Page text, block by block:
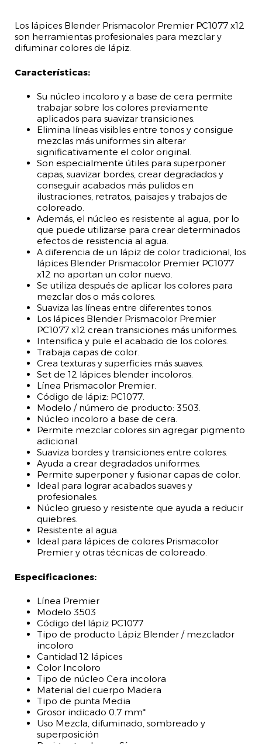
Los lápices Blender Prismacolor Premier PC1077 x12
son herramientas profesionales para mezclar y
difuminar colores de lápiz.
Características:
Su núcleo incoloro y a base de cera permite
trabajar sobre los colores previamente
aplicados para suavizar transiciones.
Elimina líneas visibles entre tonos y consigue
mezclas más uniformes sin alterar
significativamente el color original.
Son especialmente útiles para superponer
capas, suavizar bordes, crear degradados y
conseguir acabados más pulidos en
ilustraciones, retratos, paisajes y trabajos de
coloreado.
Además, el núcleo es resistente al agua, por lo
que puede utilizarse para crear determinados
efectos de resistencia al agua.
A diferencia de un lápiz de color tradicional, los
lápices Blender Prismacolor Premier PC1077
x12 no aportan un color nuevo.
Se utiliza después de aplicar los colores para
mezclar dos o más colores.
Suaviza las líneas entre diferentes tonos.
Los lápices Blender Prismacolor Premier
PC1077 x12 crean transiciones más uniformes.
Intensifica y pule el acabado de los colores.
Trabaja capas de color.
Crea texturas y superficies más suaves.
Set de 12 lápices blender incoloros.
Línea Prismacolor Premier.
Código de lápiz: PC1077.
Modelo / número de producto: 3503.
Núcleo incoloro a base de cera.
Permite mezclar colores sin agregar pigmento
adicional.
Suaviza bordes y transiciones entre colores.
Ayuda a crear degradados uniformes.
Permite superponer y fusionar capas de color.
Ideal para lograr acabados suaves y
profesionales.
Núcleo grueso y resistente que ayuda a reducir
quiebres.
Resistente al agua.
Ideal para lápices de colores Prismacolor
Premier y otras técnicas de coloreado.
Especificaciones:
Línea Premier
Modelo 3503
Código del lápiz PC1077
Tipo de producto Lápiz Blender / mezclador
incoloro
Cantidad 12 lápices
Color Incoloro
Tipo de núcleo Cera incolora
Material del cuerpo Madera
Tipo de punta Media
Grosor indicado 0.7 mm*
Uso Mezcla, difuminado, sombreado y
superposición